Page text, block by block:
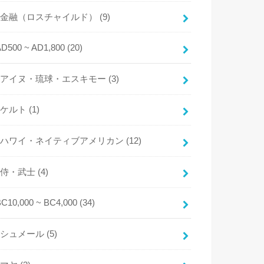
金融（ロスチャイルド） (9)
~ AD1,800 (20)
アイヌ・琉球・エスキモー (3)
ケルト (1)
ハワイ・ネイティブアメリカン (12)
侍・武士 (4)
~ BC4,000 (34)
シュメール (5)